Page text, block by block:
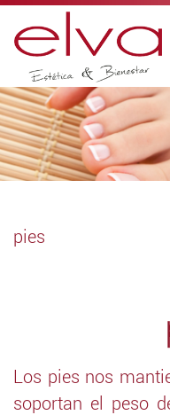
pies
Los pies nos
soportan el peso